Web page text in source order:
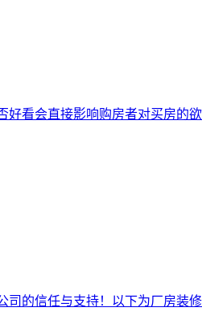
看会直接影响购房者对买房的
的信任与支持！以下为厂房装修